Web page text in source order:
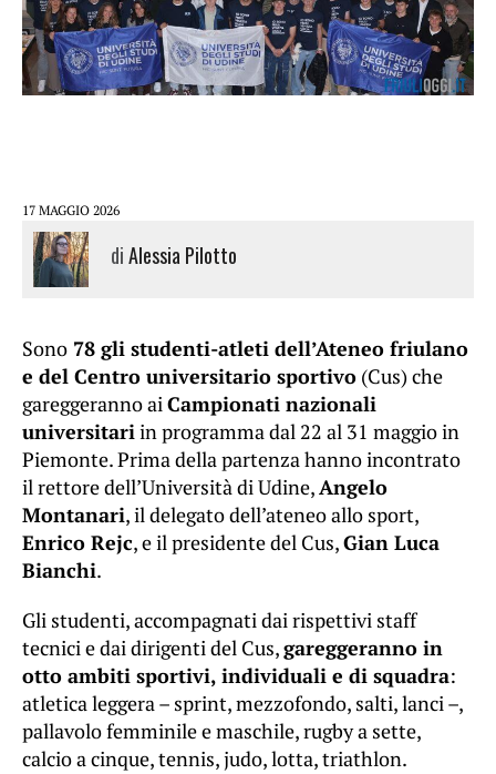
17 MAGGIO 2026
diAlessia Pilotto
Sono 78 gli studenti-atleti dell’Ateneo friulano
e del Centro universitario sportivo (Cus) che
gareggeranno aiCampionati nazionali
universitariin programma dal 22 al 31 maggio in
Piemonte. Prima della partenza hanno incontrato
il rettore dell’Università di Udine,Angelo
Montanari, il delegato dell’ateneo allo sport,
Enrico Rejc, e il presidente del Cus,Gian Luca
Bianchi.
Gli studenti, accompagnati dai rispettivi staff
tecnici e dai dirigenti del Cus,gareggeranno in
otto ambiti sportivi, individuali e di squadra:
atletica leggera – sprint, mezzofondo, salti, lanci –,
pallavolo femminile e maschile, rugby a sette,
calcio a cinque, tennis, judo, lotta, triathlon.